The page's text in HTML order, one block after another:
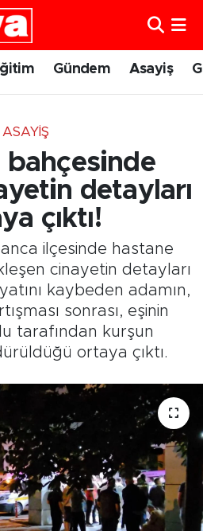
Gündem Asayiş
ASAYIŞ
bahçesinde
detayları
çıktı!
ilçesinde hastane
cinayetin detayları
kaybeden adamın,
sonrası, eşinin
tarafından kurşun
ortaya çıktı.
Eczaneler
Vakitleri
Haritası
ve Fikstür